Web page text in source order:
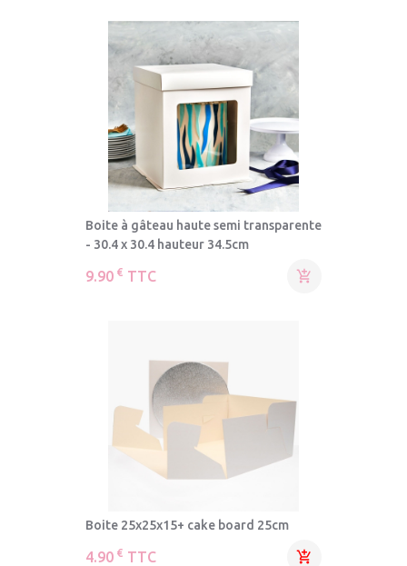
Boite à gâteau haute semi transparente
- 30.4 x 30.4 hauteur 34.5cm
9.90 € TTC 
Boite 25x25x15+ cake board 25cm
4.90 € TTC 